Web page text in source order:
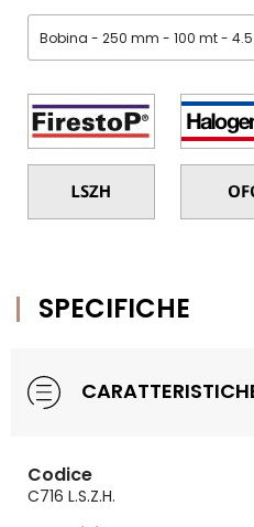
SPECIFICHE
Codice
C716 L.S.Z.H.